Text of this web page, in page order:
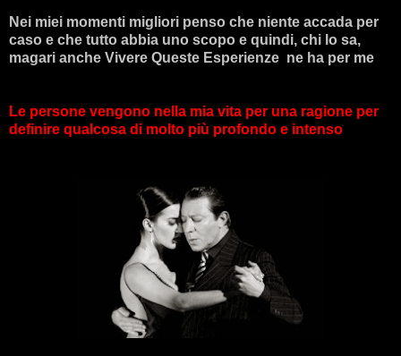
Nei miei momenti migliori penso che niente accada per
caso e che tutto abbia uno scopo e quindi, chi lo sa,
magari anche Vivere Queste Esperienze ne ha per me
Le persone vengono nella mia vita per una ragione per
definire qualcosa di molto più profondo e intenso